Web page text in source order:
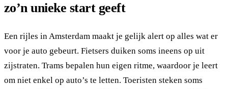
zo’n unieke start geeft
Een rijles in Amsterdam maakt je gelijk alert op alles wat er
voor je auto gebeurt. Fietsers duiken soms ineens op uit
zijstraten. Trams bepalen hun eigen ritme, waardoor je leert
om niet enkel op auto’s te letten. Toeristen steken soms